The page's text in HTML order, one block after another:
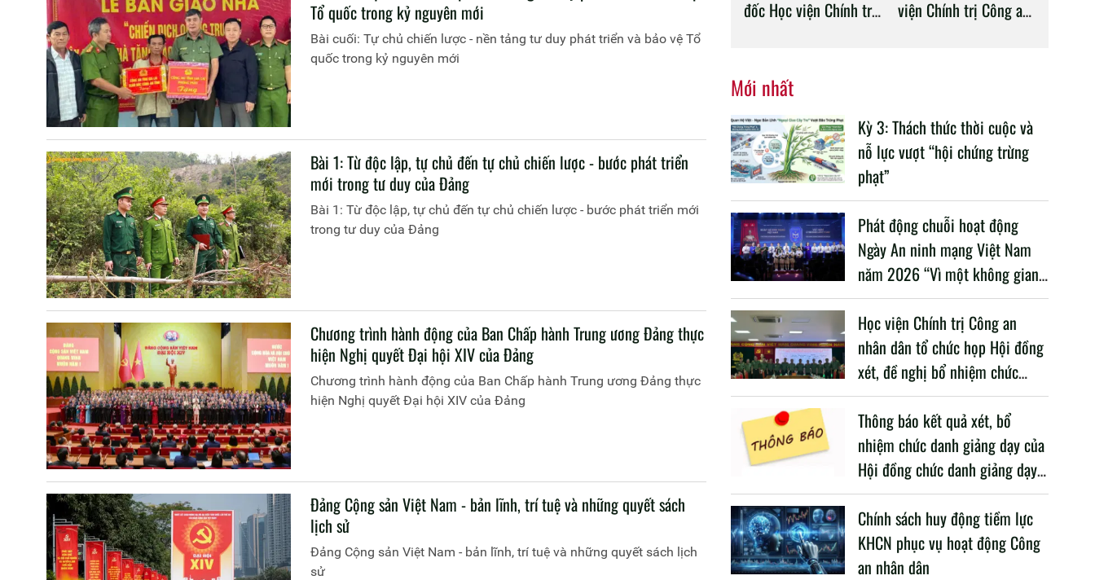
Tổ quốc trong kỷ nguyên mới
Bài cuối: Tự chủ chiến lược - nền tảng tư duy phát triển và bảo vệ Tổ
quốc trong kỷ nguyên mới
Bài 1: Từ độc lập, tự chủ đến tự chủ chiến lược - bước phát triển
mới trong tư duy của Đảng
Bài 1: Từ độc lập, tự chủ đến tự chủ chiến lược - bước phát triển mới
trong tư duy của Đảng
Chương trình hành động của Ban Chấp hành Trung ương Đảng thực
hiện Nghị quyết Đại hội XIV của Đảng
Chương trình hành động của Ban Chấp hành Trung ương Đảng thực
hiện Nghị quyết Đại hội XIV của Đảng
Đảng Cộng sản Việt Nam - bản lĩnh, trí tuệ và những quyết sách
lịch sử
Đảng Cộng sản Việt Nam - bản lĩnh, trí tuệ và những quyết sách lịch
sử
đốc Học viện Chính trị
viện Chính trị Công an
Mới nhất
Kỳ 3: Thách thức thời cuộc và
nỗ lực vượt “hội chứng trừng
phạt”
Phát động chuỗi hoạt động
Ngày An ninh mạng Việt Nam
năm 2026 “Vì một không gian
mạng nhân văn cho mỗi người”
Học viện Chính trị Công an
nhân dân tổ chức họp Hội đồng
xét, đề nghị bổ nhiệm chức
danh giảng dạy năm học 2025
– 2026
Thông báo kết quả xét, bổ
nhiệm chức danh giảng dạy của
Hội đồng chức danh giảng dạy
Học viện, năm học 2025 -
2026
Chính sách huy động tiềm lực
KHCN phục vụ hoạt động Công
an nhân dân